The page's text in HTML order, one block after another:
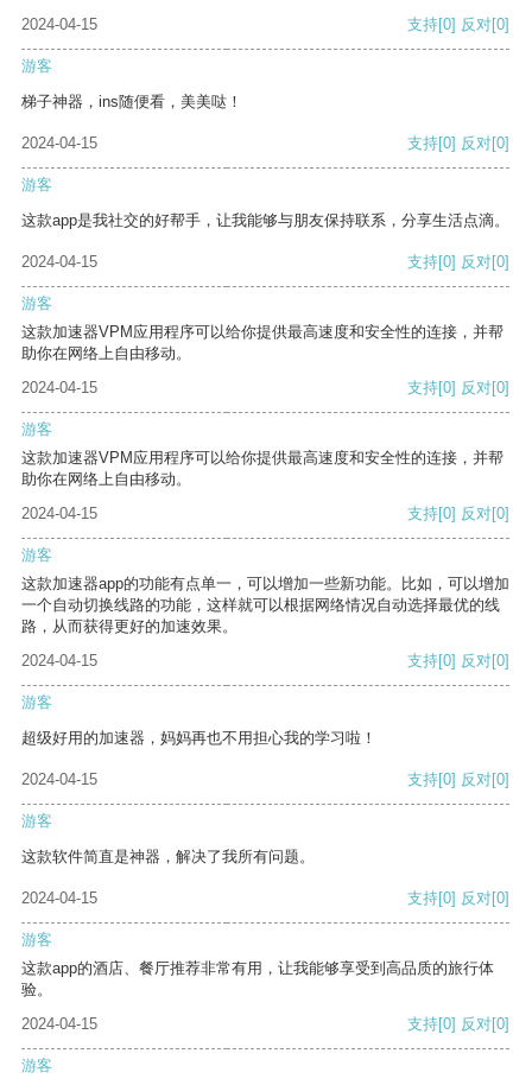
2024-04-15 支持[0] 反对[0]
游客
梯子神器，ins随便看，美美哒！
2024-04-15 支持[0] 反对[0]
游客
这款app是我社交的好帮手，让我能够与朋友保持联系，分享生活点滴。
2024-04-15 支持[0] 反对[0]
游客
这款加速器VPM应用程序可以给你提供最高速度和安全性的连接，并帮
助你在网络上自由移动。
2024-04-15
支持[0] 反对[0]
游客
这款加速器VPM应用程序可以给你提供最高速度和安全性的连接，并帮
助你在网络上自由移动。
2024-04-15
支持[0] 反对[0]
游客
这款加速器app的功能有点单一，可以增加一些新功能。比如，可以增加
一个自动切换线路的功能，这样就可以根据网络情况自动选择最优的线
路，从而获得更好的加速效果。
2024-04-15
支持[0] 反对[0]
游客
超级好用的加速器，妈妈再也不用担心我的学习啦！
2024-04-15 支持[0] 反对[0]
游客
这款软件简直是神器，解决了我所有问题。
2024-04-15 支持[0] 反对[0]
游客
这款app的酒店、餐厅推荐非常有用，让我能够享受到高品质的旅行体
验。
2024-04-15
支持[0] 反对[0]
游客